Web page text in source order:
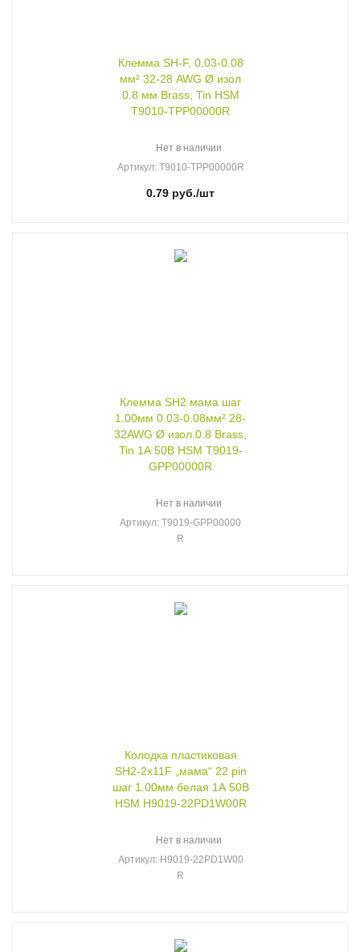
Клемма SH-F, 0.03-0.08
мм² 32-28 AWG Ø изол
0.8 мм Brass, Tin HSM
T9010-TPP00000R
Нет в наличии
Артикул: T9010-TPP00000R
0.79 руб./шт
Клемма SH2 мама шаг
1.00мм 0.03-0.08мм² 28-
32AWG Ø изол.0.8 Brass,
Tin 1А 50В HSM T9019-
GPP00000R
Нет в наличии
Артикул: T9019-GPP00000
R
Колодка пластиковая
SH2-2x11F „мама“ 22 pin
шаг 1.00мм белая 1А 50В
HSM H9019-22PD1W00R
Нет в наличии
Артикул: H9019-22PD1W00
R